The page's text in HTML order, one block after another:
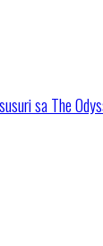
sa The